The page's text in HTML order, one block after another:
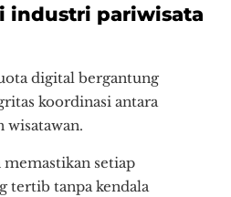
industri pariwisata
digital bergantung
koordinasi antara
wisatawan.
memastikan setiap
tertib tanpa kendala